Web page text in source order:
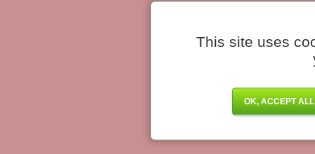
This site uses
OK, ACCEPT ALL